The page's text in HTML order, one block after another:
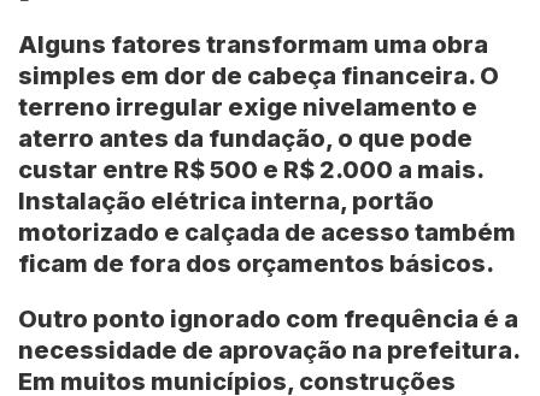
Alguns fatores transformam uma obra
simples em dor de cabeça financeira. O
terreno irregular exige nivelamento e
aterro antes da fundação, o que pode
custar entre R$ 500 e R$ 2.000 a mais.
Instalação elétrica interna, portão
motorizado e calçada de acesso também
ficam de fora dos orçamentos básicos.
Outro ponto ignorado com frequência é a
necessidade de aprovação na prefeitura.
Em muitos municípios, construções